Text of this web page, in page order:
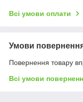
Всі умови оплати
Умови
Повернення товару
Всі умови